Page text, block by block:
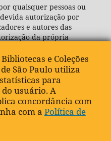
quaisquer pessoas ou
autorização por
e autores das
da própria
e Coleções
São Paulo utiliza
para
usuário. A
concordância com
com a Política de